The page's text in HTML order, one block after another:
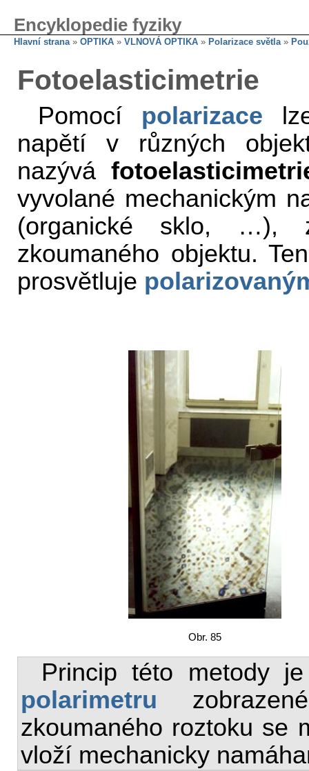
Encyklopedie fyziky
Hlavní strana» OPTIKA » VLNOVÁ OPTIKA » Polarizace světla»
Fotoelasticimetrie
Pomocí polarizace
napětí v různých
nazývá
vyvolané mechanickým
(organické sklo, …),
zkoumaného objektu.
prosvětluje
Obr. 85
Princip této metody
polarimetru
zkoumaného roztoku se
vloží mechanicky